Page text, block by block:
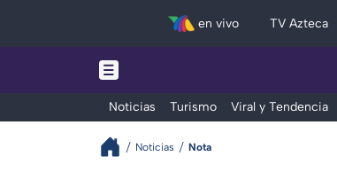
en vivo TV Azteca
Noticias Turismo Viral y Tendencia
Noticias Nota